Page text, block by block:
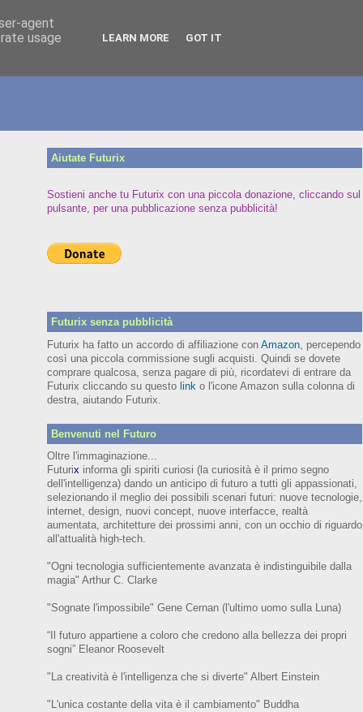
Aiutate Futurix
Sostieni anche tu Futurix con una piccola donazione, cliccando sul
pulsante, per una pubblicazione senza pubblicità!
Futurix senza pubblicità
Futurix ha fatto un accordo di affiliazione con Amazon, percependo
così una piccola commissione sugli acquisti. Quindi se dovete
comprare qualcosa, senza pagare di più, ricordatevi di entrare da
Futurix cliccando su questo link o l'icone Amazon sulla colonna di
destra, aiutando Futurix.
Benvenuti nel Futuro
Oltre l'immaginazione...
Futurix informa gli spiriti curiosi (la curiosità è il primo segno
dell'intelligenza)dando un anticipo di futuroa tutti gli appassionati,
selezionando il meglio dei possibili scenari futuri: nuove tecnologie,
internet, design, nuovi concept, nuove interfacce, realtà
aumentata, architetture dei prossimi anni, con un occhio di riguardo
all'attualità high-tech.
"Ogni tecnologia sufficientemente avanzata è indistinguibile dalla
magia" Arthur C. Clarke
"Sognate l'impossibile" Gene Cernan (l'ultimo uomo sulla Luna)
“Il futuro appartiene a coloro che credono alla bellezza dei propri
sogni” EleanorRoosevelt
"La creatività è l'intelligenza che si diverte" Albert Einstein
"L'unica costante della vita è il cambiamento" Buddha
agent
usage
LEARN MORE GOT IT